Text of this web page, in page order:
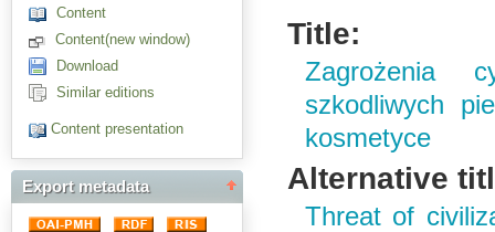
Content
Content(new window)
Download
Similar editions
Content presentation
Export metadata
Title:
Zagrożenia
szkodliwych
kosmetyce
Alternative
Threat of